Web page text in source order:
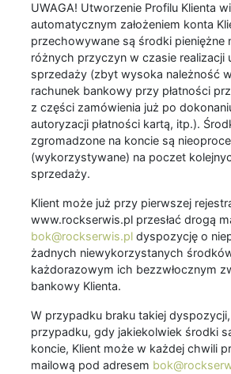
UWAGA! Utworzenie Profilu Klienta
automatycznym założeniem konta
przechowywane są środki pieniężne
różnych przyczyn w czasie realizacji
sprzedaży (zbyt wysoka należność
rachunek bankowy przy płatności
z części zamówienia już po
autoryzacji płatności kartą, itp.).
zgromadzone na koncie są
(wykorzystywane) na poczet
sprzedaży.
Klient może już przy pierwszej
www.rockserwis.pl przesłać drogą
bok@rockserwis.pl dyspozycję o
żadnych niewykorzystanych
każdorazowym ich bezzwłocznym
bankowy Klienta.
W przypadku braku takiej
przypadku, gdy jakiekolwiek środki
koncie, Klient może w każdej chwili
mailową pod adresem